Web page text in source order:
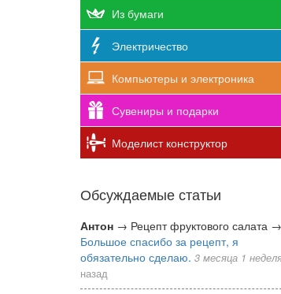
Из бумаги
Электричество
Компьютеры и электроника
Сувениры и подарки
Моделист конструктор
Обсуждаемые статьи
Антон → Рецепт фруктового салата →
Большое спасибо за рецепт, я
обязательно сделаю. 3 месяца 1
назад